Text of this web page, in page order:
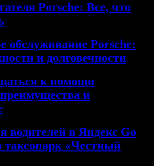
Porsche: Все, что
обслуживание Porsche:
и долговечности
к помощи
и
водителей в Яндекс Go
таксопарк «Честный